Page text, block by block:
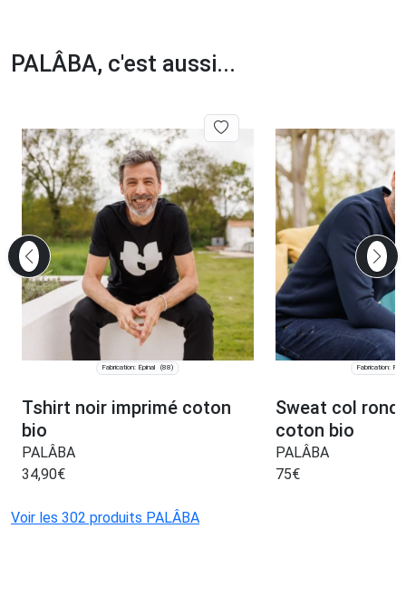
PALÂBA, c'est aussi...
Fabrication: Épinal (88)
Tshirt noir imprimé coton
bio
PALÂBA
34,90€
Fabrication:
Sweat col rond
coton bio
PALÂBA
75€
Voir les 302 produits PALÂBA